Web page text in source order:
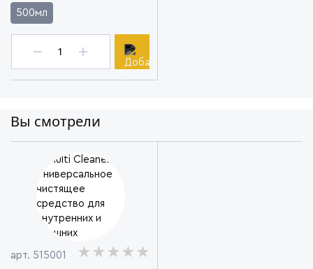
500мл
Вы смотрели
арт. 515001 ★★★★★
★★★★★
★★★★★